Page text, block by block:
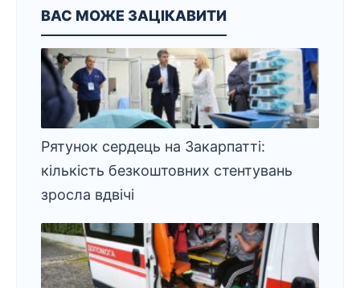
ВАС МОЖЕ ЗАЦІКАВИТИ
Рятунок сердець на Закарпатті:
кількість безкоштовних стентувань
зросла вдвічі